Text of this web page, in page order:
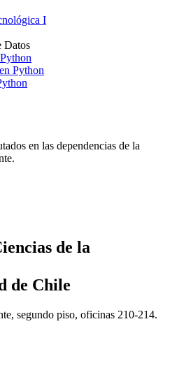
I
Datos
Python
en las dependencias de la
de la
de Chile
segundo piso, oficinas 210-214.